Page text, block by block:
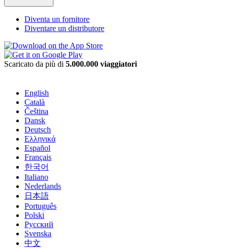
Diventa un fornitore
Diventare un distributore
Scaricato da più di 5.000.000 viaggiatori
English
Català
Čeština
Dansk
Deutsch
Ελληνικά
Español
Français
한국어
Italiano
Nederlands
日本語
Português
Polski
Русский
Svenska
中文